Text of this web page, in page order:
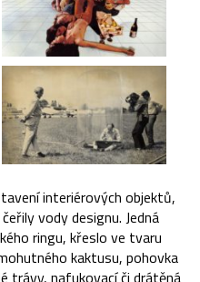
interiérových objektů,
vody designu. Jedná
ringu, křeslo ve tvaru
kaktusu, pohovka